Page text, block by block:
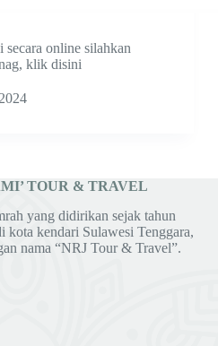
online silahkan
klik disini
TOUR & TRAVEL
yang didirikan sejak tahun
kota kendari Sulawesi Tenggara,
nama “NRJ Tour & Travel”.